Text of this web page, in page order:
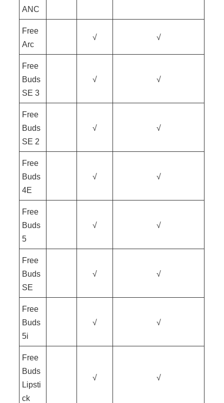
ANC
Free
Arc
√ √
Free
Buds
SE 3
√ √
Free
Buds
SE 2
√ √
Free
Buds
4E
√ √
Free
Buds
5
√ √
Free
Buds
SE
√ √
Free
Buds
5i
√ √
Free
Buds
Lipsti
ck
√ √